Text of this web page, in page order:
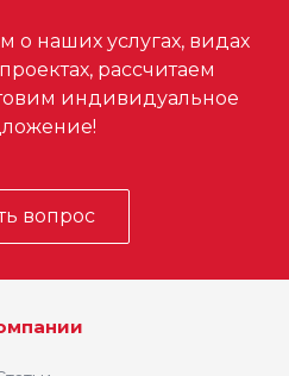
о наших услугах, видах
рассчитаем
индивидуальное
вопрос